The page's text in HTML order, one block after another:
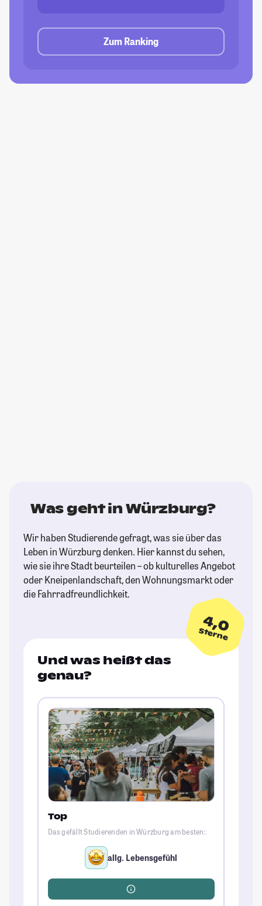
Zum Ranking
Was geht in Würzburg?
Wir haben Studierende gefragt, was sie über das
Leben in Würzburg denken. Hier kannst du sehen,
wie sie ihre Stadt beurteilen – ob kulturelles Angebot
oder Kneipenlandschaft, den Wohnungsmarkt oder
die Fahrradfreundlichkeit.
4,0
Sterne
Und was heißt das
genau?
Top
Das gefällt Studierenden in Würzburg am besten:
allg. Lebensgefühl